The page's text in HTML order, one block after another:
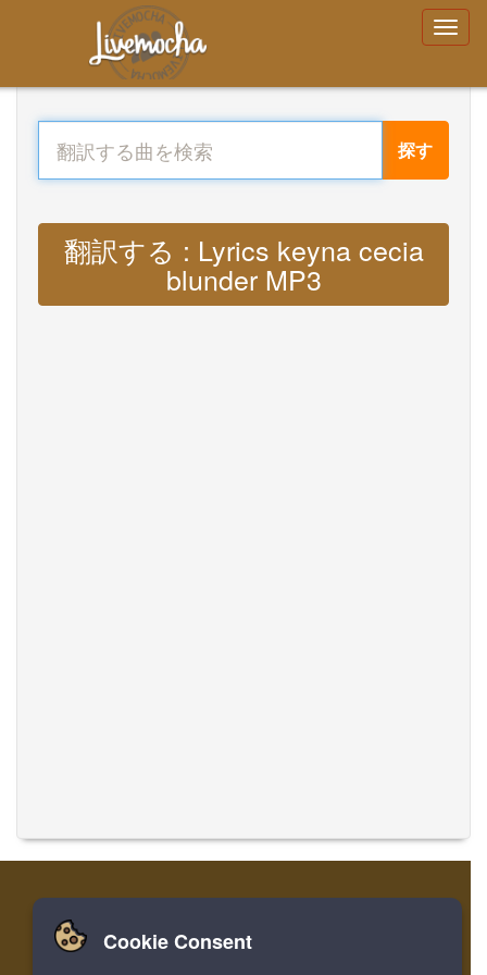
探す
翻訳する : Lyrics keyna cecia
blunder MP3
家 ログイン 登録
Cookie Consent